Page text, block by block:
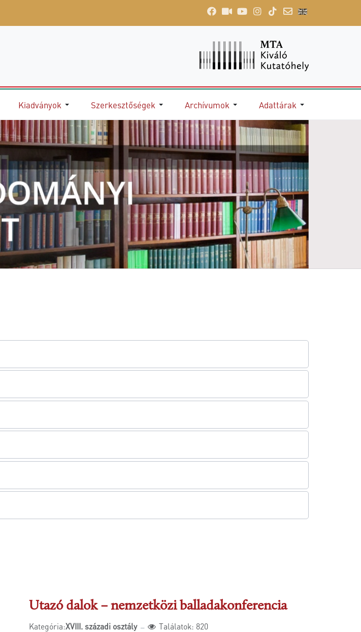
Kiadványok Szerkesztőségek Archívumok Adattárak
Utazó dalok – nemzetközi balladakonferencia
Kategória:XVIII. századi osztály Találatok: 820